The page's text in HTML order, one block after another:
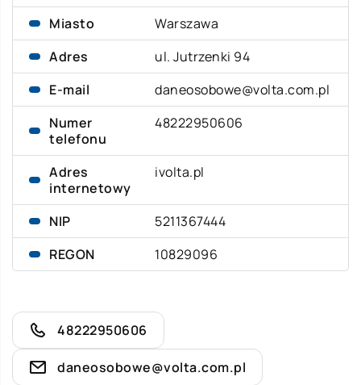
Miasto
Warszawa
Adres
ul. Jutrzenki 94
E-mail
daneosobowe@volta.com.pl
Numer
telefonu
48222950606
Adres
internetowy
ivolta.pl
NIP
5211367444
REGON
10829096
48222950606
daneosobowe@volta.com.pl